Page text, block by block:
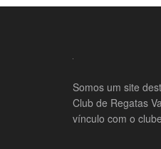
Somos um site
Club de Regatas
vínculo com o